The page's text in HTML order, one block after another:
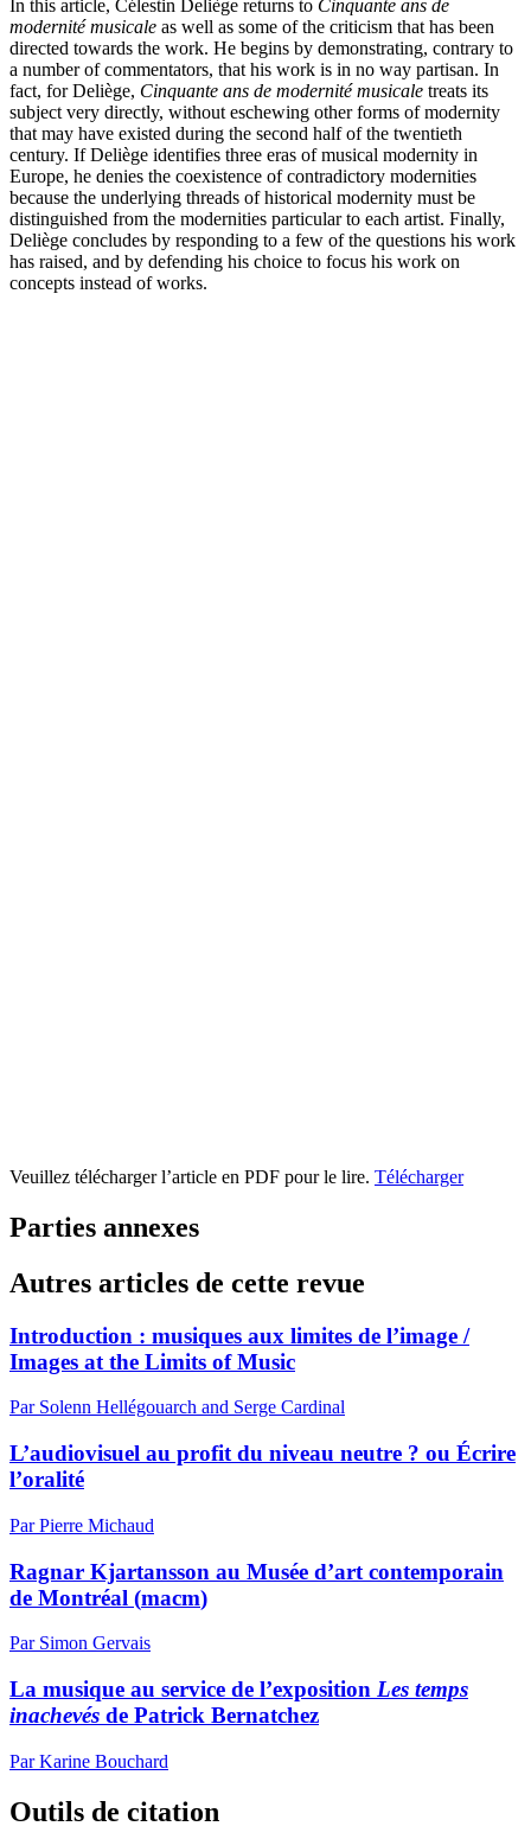
In this article, Célestin Deliège returns to Cinquante ans de
modernité musicale as well as some of the criticism that has been
directed towards the work. He begins by demonstrating, contrary to
a number of commentators, that his work is in no way partisan. In
fact, for Deliège, Cinquante ans de modernité musicale treats its
subject very directly, without eschewing other forms of modernity
that may have existed during the second half of the twentieth
century. If Deliège identifies three eras of musical modernity in
Europe, he denies the coexistence of contradictory modernities
because the underlying threads of historical modernity must be
distinguished from the modernities particular to each artist. Finally,
Deliège concludes by responding to a few of the questions his work
has raised, and by defending his choice to focus his work on
concepts instead of works.
Veuillez télécharger l’article en PDF pour le lire. Télécharger
Parties annexes
Autres articles de cette revue
Introduction : musiques aux limites de l’image /
Images at the Limits of Music
Par Solenn Hellégouarch and Serge Cardinal
L’audiovisuel au profit du niveau neutre ? ou Écrire
l’oralité
Par Pierre Michaud
Ragnar Kjartansson au Musée d’art contemporain
de Montréal (macm)
Par Simon Gervais
La musique au service de l’exposition Les temps
inachevés de Patrick Bernatchez
Par Karine Bouchard
Outils de citation